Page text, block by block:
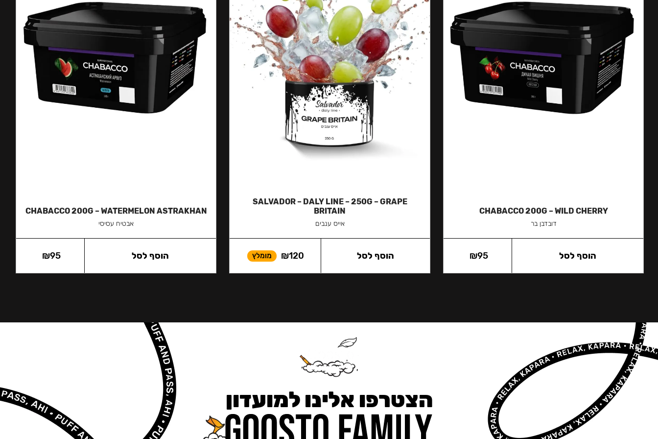
CHABACCO 200G – WILD CHERRY
דובדבן בר
₪95 הוסף לסל
SALVADOR – DALY LINE – 250G – GRAPE
BRITAIN
אייס ענבים
₪120 מומלץ הוסף לסל
CHABACCO 200G – WATERMELON ASTRAKHAN
אבטיח עסיסי
₪95 הוסף לסל
הצטרפו אלינו למועדון